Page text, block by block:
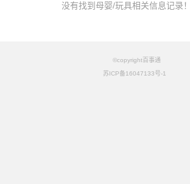
没有找到母婴/玩具相关信息记录！
©copyright百事通
苏ICP备16047133号-1